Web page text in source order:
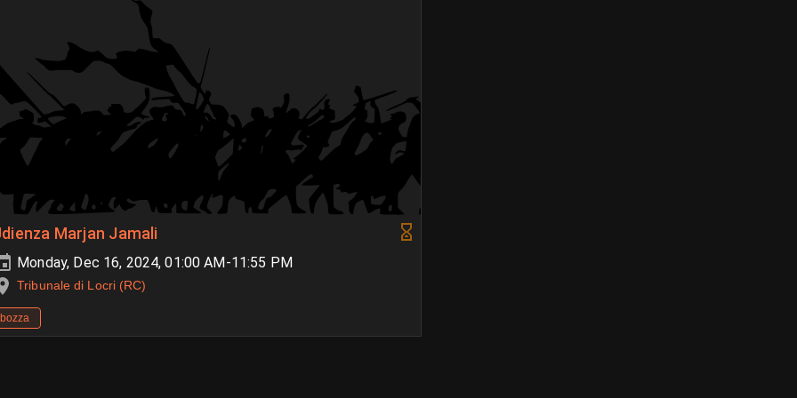
Marjan Jamali
Monday, Dec 16, 2024, 01:00 AM-11:55 PM
Tribunale di Locri (RC)
bozza